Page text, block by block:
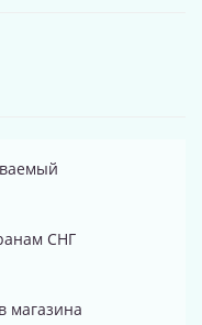
СНГ
магазина